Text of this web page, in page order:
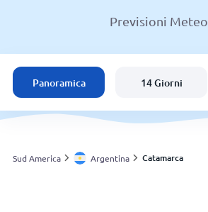
Meteo in Catamarca
Argentina
Italia
Svizzera
Previsioni Meteo
Panoramica 14 Giorni
Sud America Argentina Catamarca